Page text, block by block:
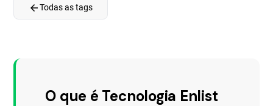
arrow_backTodas as tags
O que é Tecnologia Enlist